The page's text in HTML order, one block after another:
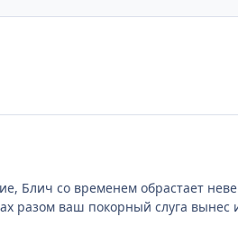
Блич со временем обрастает
разом ваш покорный слуга вынес